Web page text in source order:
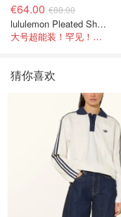
€64.00 €88.00
lululemon Pleated Shoulder Bag 10L 单肩包
大号超能装！罕见！@- Scarlett
猜你喜欢